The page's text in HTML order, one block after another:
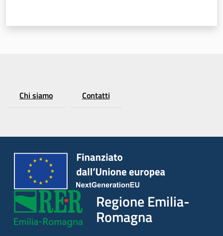
Chi siamo Contatti
Regione Emilia-
Romagna